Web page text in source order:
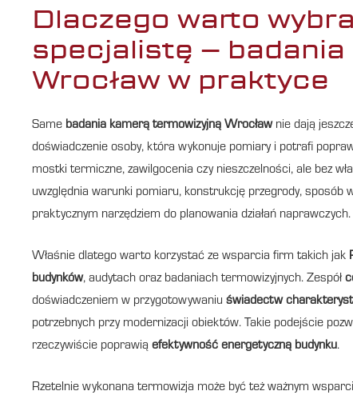
Dlaczego warto
specjalistę –
Wrocław w praktyce
Same badania kamerą termowizyjną Wrocławnie dają
doświadczenie osoby, która wykonuje pomiary i potrafi
mostki termiczne, zawilgocenia czy nieszczelności, ale bez
uwzględnia warunki pomiaru, konstrukcję przegrody,
praktycznym narzędziem do planowania działań naprawczych.
Właśnie dlatego warto korzystać ze wsparcia firm takich jak
budynków, audytach oraz badaniach termowizyjnych. Zespół
doświadczeniem w przygotowywaniu świadectw
potrzebnych przy modernizacji obiektów. Takie podejście
rzeczywiście poprawią efektywność energetyczną budynku.
Rzetelnie wykonana termowizja może być też ważnym